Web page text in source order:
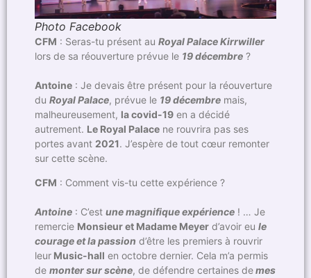
Photo Facebook
CFM : Seras-tu présent au Royal Palace Kirrwiller
lors de sa réouverture prévue le 19 décembre ?
Antoine : Je devais être présent pour la réouverture
du Royal Palace, prévue le 19 décembre mais,
malheureusement, la covid-19 en a décidé
autrement. Le Royal Palace ne rouvrira pas ses
portes avant 2021. J’espère de tout cœur remonter
sur cette scène.
CFM : Comment vis-tu cette expérience ?
Antoine : C’est une magnifique expérience ! … Je
remercie Monsieur et Madame Meyer d’avoir eu le
courage et la passion d’être les premiers à rouvrir
leur Music-hall en octobre dernier. Cela m’a permis
de monter sur scène, de défendre certaines demes